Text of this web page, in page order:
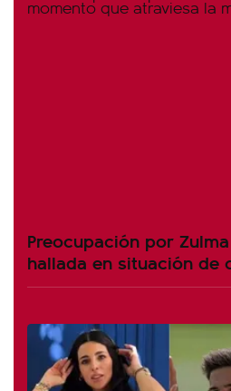
Preocupación por
hallada en situación de